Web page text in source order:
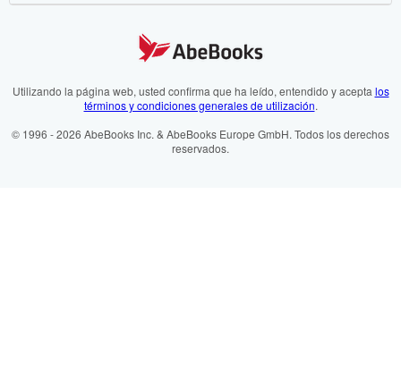
Preferencias de cookies
Aviso de cookies
AbeBooks.fr
Utilizando la página web, usted confirma que ha leído, entendido y acepta los
términos y condiciones generales de utilización.
© 1996 - 2026 AbeBooks Inc. & AbeBooks Europe GmbH. Todos los derechos
reservados.